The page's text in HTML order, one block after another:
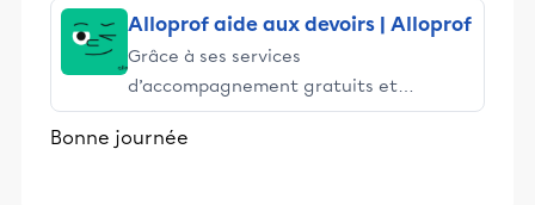
Alloprof aide aux devoirs | Alloprof
Grâce à ses services
d’accompagnement gratuits et
stimulants, Alloprof engage les élèves
et leurs parents dans la réussite
Bonne journée